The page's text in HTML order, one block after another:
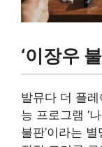
‘이장우
발뮤다 더 플
능 프로그램 ‘
불판’이라는